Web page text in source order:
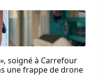
soigné à Carrefour
une frappe de drone